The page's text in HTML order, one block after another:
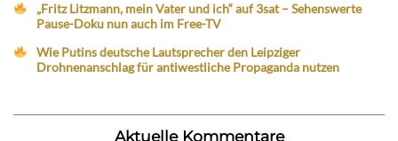
„Fritz Litzmann, mein Vater und ich“ auf 3sat – Sehenswerte
Pause-Doku nun auch im Free-TV
Wie Putins deutsche Lautsprecher den Leipziger
Drohnenanschlag für antiwestliche Propaganda nutzen
Aktuelle Kommentare